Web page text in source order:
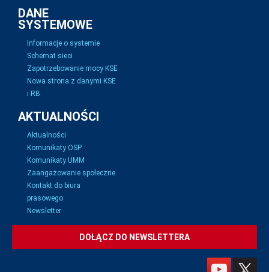
DANE
SYSTEMOWE
Informacje o systemie
Schemat sieci
Zapotrzebowanie mocy KSE
Nowa strona z danymi KSE
i RB
AKTUALNOŚCI
Aktualności
Komunikaty OSP
Komunikaty UMM
Zaangażowanie społeczne
Kontakt do biura
prasowego
Newsletter
DOŁĄCZ DO NEWSLETTERA